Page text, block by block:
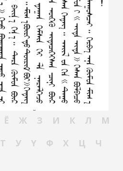
Ё Ж З И К Л
М
Т У Ү Ф Х Ц
Ч